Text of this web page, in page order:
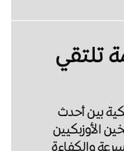
تلتقي
بين أحدث
الأوزبكيين
والكفاءة